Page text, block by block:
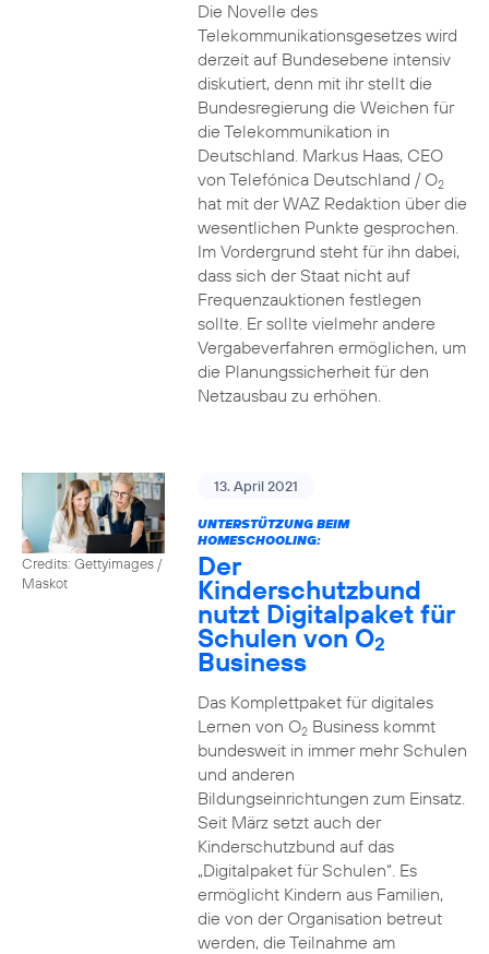
Die Novelle des
Telekommunikationsgesetzes wird
derzeit auf Bundesebene intensiv
diskutiert, denn mit ihr stellt die
Bundesregierung die Weichen für
die Telekommunikation in
Deutschland. Markus Haas, CEO
von Telefónica Deutschland / O2
hat mit der WAZ Redaktion über die
wesentlichen Punkte gesprochen.
Im Vordergrund steht für ihn dabei,
dass sich der Staat nicht auf
Frequenzauktionen festlegen
sollte. Er sollte vielmehr andere
Vergabeverfahren ermöglichen, um
die Planungssicherheit für den
Netzausbau zu erhöhen.
Credits: Gettyimages /
Maskot
13. April 2021
UNTERSTÜTZUNG BEIM
HOMESCHOOLING:
Der
Kinderschutzbund
nutzt Digitalpaket für
Schulen von O2
Business
Das Komplettpaket für digitales
Lernen von O2Business kommt
bundesweit in immer mehr Schulen
und anderen
Bildungseinrichtungen zum Einsatz.
Seit März setzt auch der
Kinderschutzbund auf das
„Digitalpaket für Schulen“. Es
ermöglicht Kindern aus Familien,
die von der Organisation betreut
werden, die Teilnahme am